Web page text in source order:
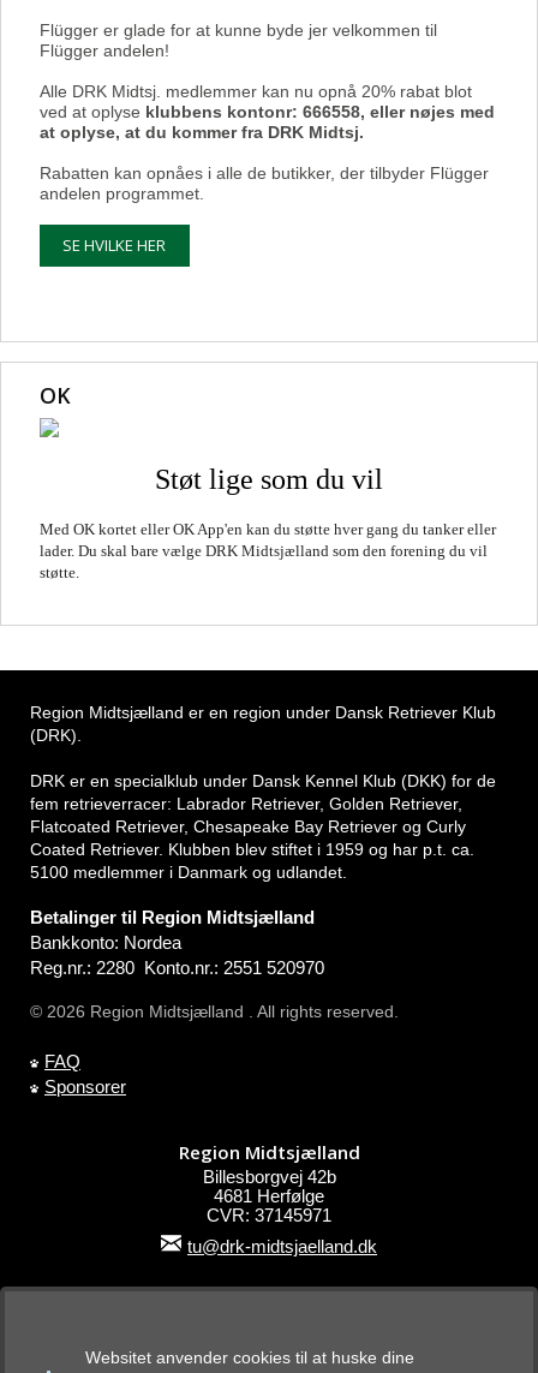
Flügger er glade for at kunne byde jer velkommen til
Flügger andelen!
Alle DRK Midtsj. medlemmer kan nu opnå 20% rabat blot
ved at oplyse klubbens kontonr: 666558, eller nøjes med
at oplyse, at du kommer fra DRK Midtsj.
Rabatten kan opnåes i alle de butikker, der tilbyder Flügger
andelen programmet.
SE HVILKE HER
OK
Støt lige som du vil
Med OK kortet eller OK App'en kan du støtte hver gang du tanker eller
lader. Du skal bare vælge DRK Midtsjælland som den forening du vil
støtte.
Region Midtsjælland er en region under Dansk Retriever Klub
(DRK).
DRK er en specialklub under Dansk Kennel Klub (DKK) for de
fem retrieverracer: Labrador Retriever, Golden Retriever,
Flatcoated Retriever, Chesapeake Bay Retriever og Curly
Coated Retriever. Klubben blev stiftet i 1959 og har p.t. ca.
5100 medlemmer i Danmark og udlandet.
Betalinger til Region Midtsjælland
Bankkonto: Nordea
Reg.nr.: 2280 Konto.nr.: 2551 520970
© 2026 Region Midtsjælland . All rights reserved.
FAQ
Sponsorer
Region Midtsjælland
Billesborgvej 42b
4681 Herfølge
CVR: 37145971
tu@drk-midtsjaelland.dk
Websitet anvender cookies til at huske dine